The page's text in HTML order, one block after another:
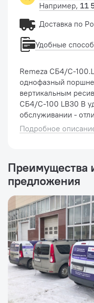
Remeza СБ4/С-100.LB30В -
однофазный
вертикальным
СБ4/С-100 LB30 В
обслуживании -
долговечностью - способен
Подробное
Например, 11
Доставка по
Удобные
Преимущества
предложения